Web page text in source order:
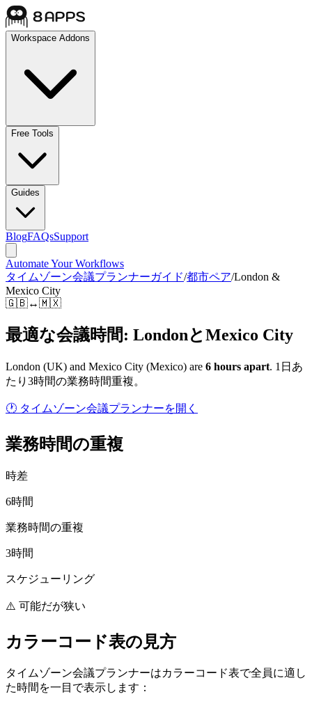
Workspace Addons
Free Tools
Guides
BlogFAQsSupport
Automate Your Workflows
タイムゾーン会議プランナーガイド/都市ペア/London &
Mexico City
🇬🇧↔🇲🇽
最適な会議時間: LondonとMexico City
London (UK) and Mexico City (Mexico) are 6 hours apart. 1日あ
たり3時間の業務時間重複。
🕐 タイムゾーン会議プランナーを開く
業務時間の重複
時差
6時間
業務時間の重複
3時間
スケジューリング
⚠️ 可能だが狭い
カラーコード表の見方
タイムゾーン会議プランナーはカラーコード表で全員に適し
た時間を一目で表示します：